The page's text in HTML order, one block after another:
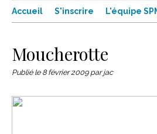
Accueil S'inscrire L'équipe
Moucherotte
Publié le 8 février 2009 par jac